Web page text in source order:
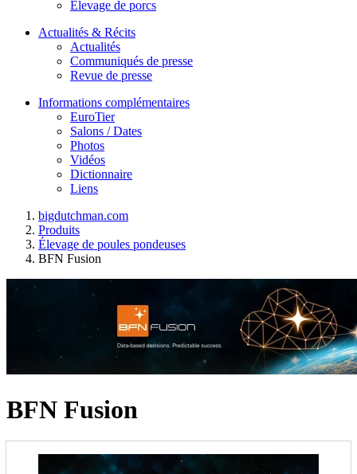
Élevage de porcs
Actualités & Récits
Actualités
Communiqués de presse
Revue de presse
Informations complémentaires
EuroTier
Salons / Dates
Photos
Vidéos
Dictionnaire
Liens
bigdutchman.com
Produits
Élevage de poules pondeuses
BFN Fusion
BFN Fusion